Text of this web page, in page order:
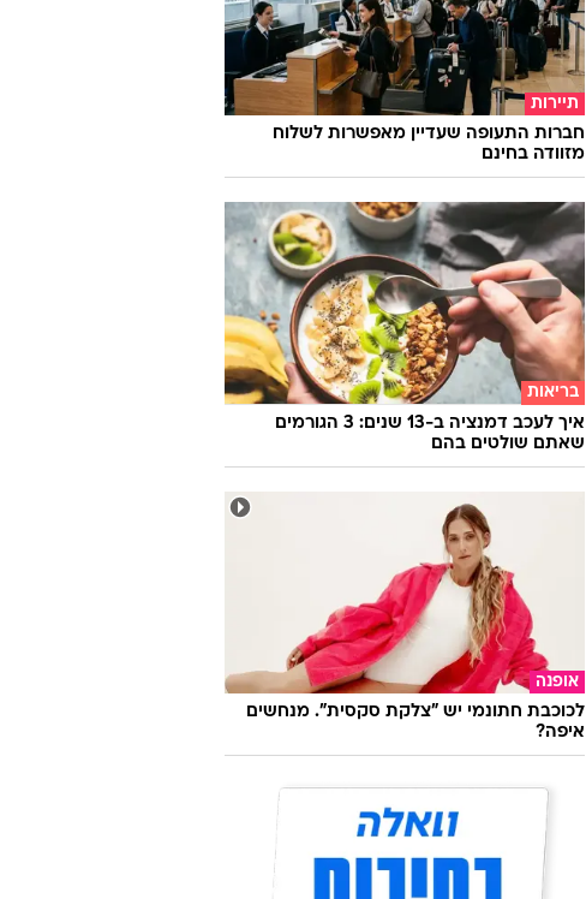
תיירות
חברות התעופה שעדיין מאפשרות לשלוח
מזוודה בחינם
בריאות
איך לעכב דמנציה ב-13 שנים: 3 הגורמים
שאתם שולטים בהם
אופנה
לכוכבת חתונמי יש "צלקת סקסית". מנחשים
איפה?